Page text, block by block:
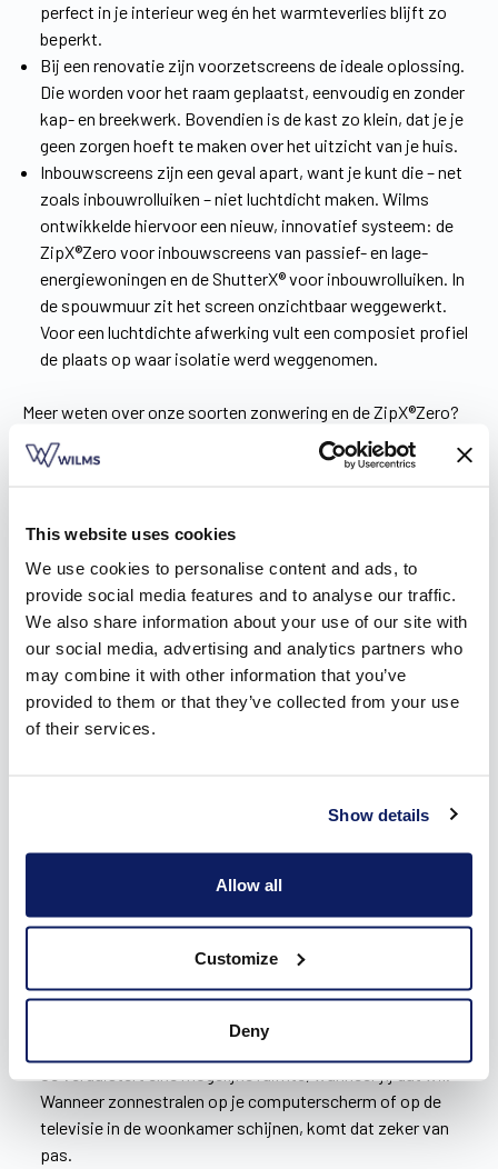
This website uses cookies
We use cookies to personalise content and ads, to
provide social media features and to analyse our traffic.
We also share information about your use of our site with
our social media, advertising and analytics partners who
may combine it with other information that you’ve
provided to them or that they’ve collected from your use
of their services.
Show details
Allow all
Customize
Deny
perfect in je interieur weg én het warmteverlies blijft zo
beperkt.
Bij een renovatie zijn voorzetscreens de ideale oplossing.
Die worden voor het raam geplaatst, eenvoudig en zonder
kap- en breekwerk. Bovendien is de kast zo klein, dat je je
geen zorgen hoeft te maken over het uitzicht van je huis.
Inbouwscreens zijn een geval apart, want je kunt die – net
zoals inbouwrolluiken – niet luchtdicht maken. Wilms
ontwikkelde hiervoor een nieuw, innovatief systeem: de
ZipX®Zero voor inbouwscreens van passief- en lage-
energiewoningen en de ShutterX® voor inbouwrolluiken. In
de spouwmuur zit het screen onzichtbaar weggewerkt.
Voor een luchtdichte afwerking vult een composiet profiel
de plaats op waar isolatie werd weggenomen.
Meer weten over onze soorten zonwering en de ZipX®Zero?
Lees het in de
Wie kiest voor onze zonweringen in Bogaarden, geniet dag in
dag uit van heel wat bijkomende voordelen. Je creëert er
Door de zonnescreens van Wilms hou je de warmte buiten
in de zomermaanden, waardoor je huis steeds een
Wanneer zonnestralen op je computerscherm of op de
televisie in de woonkamer schijnen, komt dat zeker van
pas.